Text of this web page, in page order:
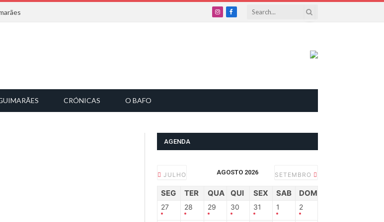
InstagramFacebook
CRÓNICAS O BAFO
AGENDA
JULHO AGOSTO 2026 SETEMBRO
SEG TER QUA QUI SEX SAB DOM
27 28 29 30 31 1 2